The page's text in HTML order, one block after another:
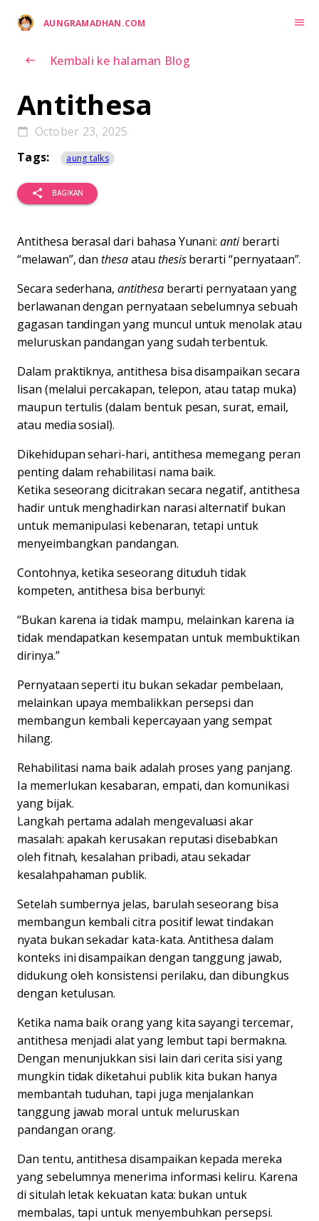
AUNGRAMADHAN.COM menu
keyboard_backspace Kembali ke halaman Blog
Antithesa
calendar_today
October 23, 2025
Tags:
aung talks
share BAGIKAN
Antithesa berasal dari bahasa Yunani:antiberarti
“melawan”, danthesaatau thesisberarti “pernyataan”.
Secara sederhana,antithesaberarti pernyataan yang
berlawanan dengan pernyataan sebelumnya sebuah
gagasan tandingan yang muncul untuk menolak atau
meluruskan pandangan yang sudah terbentuk.
Dalam praktiknya, antithesa bisa disampaikan secara
lisan (melalui percakapan, telepon, atau tatap muka)
maupun tertulis (dalam bentuk pesan, surat, email,
atau media sosial).
Dikehidupan sehari-hari, antithesa memegang peran
penting dalam rehabilitasi nama baik.
Ketika seseorang dicitrakan secara negatif, antithesa
hadir untuk menghadirkan narasi alternatif bukan
untuk memanipulasi kebenaran, tetapi untuk
menyeimbangkan pandangan.
Contohnya, ketika seseorang dituduh tidak
kompeten, antithesa bisa berbunyi:
“Bukan karena ia tidak mampu, melainkan karena ia
tidak mendapatkan kesempatan untuk membuktikan
dirinya.”
Pernyataan seperti itu bukan sekadar pembelaan,
melainkan upaya membalikkan persepsi dan
membangun kembali kepercayaan yang sempat
hilang.
Rehabilitasi nama baik adalah proses yang panjang.
Ia memerlukan kesabaran, empati, dan komunikasi
yang bijak.
Langkah pertama adalah mengevaluasi akar
masalah: apakah kerusakan reputasi disebabkan
oleh fitnah, kesalahan pribadi, atau sekadar
kesalahpahaman publik.
Setelah sumbernya jelas, barulah seseorang bisa
membangun kembali citra positif lewat tindakan
nyata bukan sekadar kata-kata. Antithesa dalam
konteks ini disampaikan dengan tanggung jawab,
didukung oleh konsistensi perilaku, dan dibungkus
dengan ketulusan.
Ketika nama baik orang yang kita sayangi tercemar,
antithesa menjadi alat yang lembut tapi bermakna.
Dengan menunjukkan sisi lain dari cerita sisi yang
mungkin tidak diketahui publik kita bukan hanya
membantah tuduhan, tapi juga menjalankan
tanggung jawab moral untuk meluruskan
pandangan orang.
Dan tentu, antithesa disampaikan kepada mereka
yang sebelumnya menerima informasi keliru. Karena
di situlah letak kekuatan kata: bukan untuk
membalas, tapi untuk menyembuhkan persepsi.